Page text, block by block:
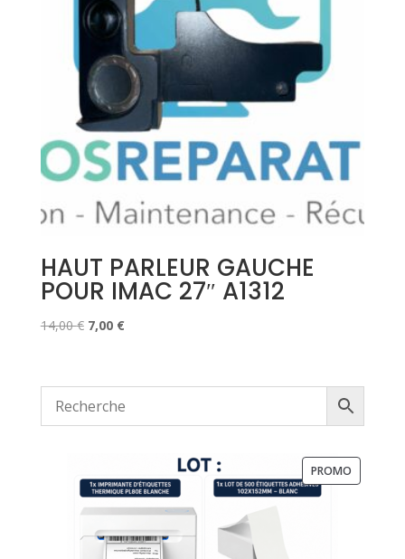
HAUT PARLEUR GAUCHE
POUR IMAC 27″ A1312
14,00€ Le
était :
14,00 €.
7,00 €Le
est :
7,00 €.
PROMO